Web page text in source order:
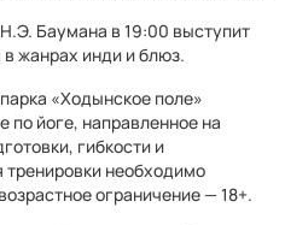
Баумана в 19:00 выступит
жанрах инди и блюз.
«Ходынское поле»
по йоге, направленное на
гибкости и
необходимо
ограничение — 18+.